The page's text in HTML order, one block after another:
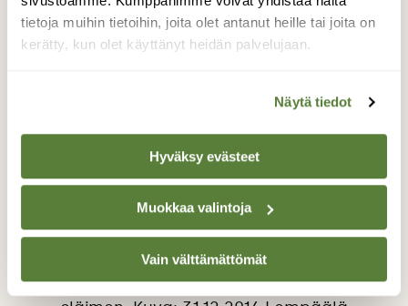
tietoja muihin tietoihin, joita olet antanut heille tai joita on
kerätty, kun olet käyttänyt heidän palvelujaan.
Näytä tiedot
Hyväksy evästeet
Muokkaa valintoja
Vain välttämättömät
Monet kasvot
Nostin järvessä makaavan suuren kiven
pystyyn tässä pöydällä ja
miltä se näytti siinä rantavedessä
maatessaan. Monet kasvot, ihmisen ja